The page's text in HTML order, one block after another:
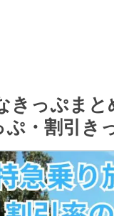
きっぷま
・割引き